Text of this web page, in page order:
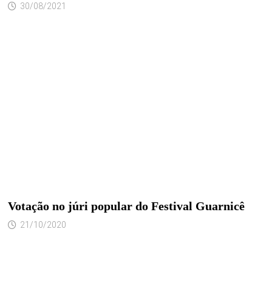
30/08/2021
Votação no júri popular do Festival Guarnicê
21/10/2020